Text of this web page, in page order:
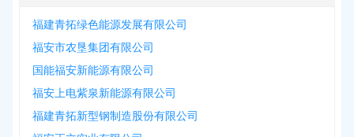
福建青拓绿色能源发展有限公司
福安市农垦集团有限公司
国能福安新能源有限公司
福安上电紫泉新能源有限公司
福建青拓新型钢制造股份有限公司